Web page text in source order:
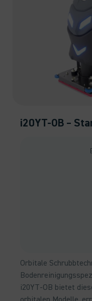
i20YT-OB –
Orbitale
i20YT-OB bietet